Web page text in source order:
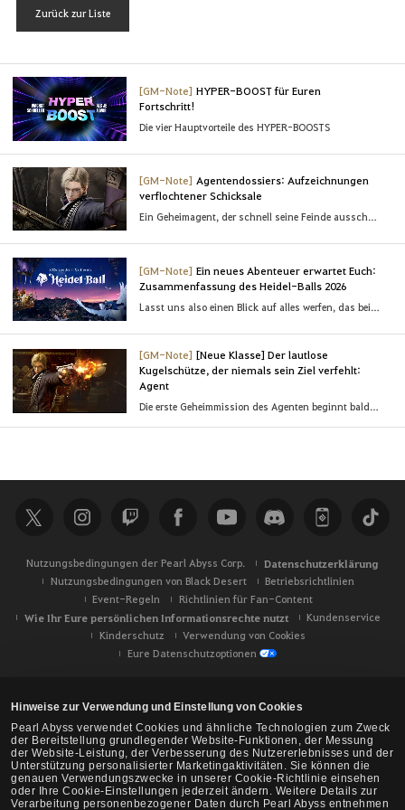
Hinweise zur Verwendung und Einstellung von Cookies
Pearl Abyss verwendet Cookies und ähnliche Technologien zum Zweck
der Bereitstellung grundlegender Website-Funktionen, der Messung
der Website-Leistung, der Verbesserung des Nutzererlebnisses und der
Unterstützung personalisierter Marketingaktivitäten. Sie können die
genauen Verwendungszwecke in unserer Cookie-Richtlinie einsehen
oder Ihre Cookie-Einstellungen jederzeit ändern. Weitere Details zur
Verarbeitung personenbezogener Daten durch Pearl Abyss entnehmen
a
c
L
o
g
i
n
v
r
w
n
d
e
t
w
d
W
o
l
l
t
r
n
u
n
z
Zurück zur Liste
[GM-Note] HYPER-BOOST für Euren
Fortschritt!
Die vier Hauptvorteile des HYPER-BOOSTS
[GM-Note] Agentendossiers: Aufzeichnungen
verflochtener Schicksale
Ein Geheimagent, der schnell seine Feinde ausschaltet.
[GM-Note] Ein neues Abenteuer erwartet Euch:
Zusammenfassung des Heidel-Balls 2026
Lasst uns also einen Blick auf alles werfen, das beim Heidel-Ball 2026 enthüllt wurde!
[GM-Note] [Neue Klasse] Der lautlose
Kugelschütze, der niemals sein Ziel verfehlt:
Agent
Die erste Geheimmission des Agenten beginnt bald in Black Desert.
Nutzungsbedingungen der Pearl Abyss Corp. Datenschutzerklärung
Nutzungsbedingungen von Black Desert
Betriebsrichtlinien
Event-Regeln
Richtlinien für Fan-Content
Wie Ihr Eure persönlichen Informationsrechte nutzt
Kundenservice
Kinderschutz
Verwendung von Cookies
Eure Datenschutzoptionen